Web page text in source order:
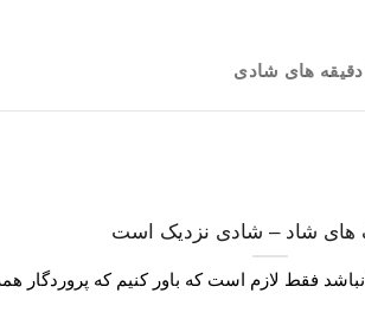
های شاد – شادی نزدیک است